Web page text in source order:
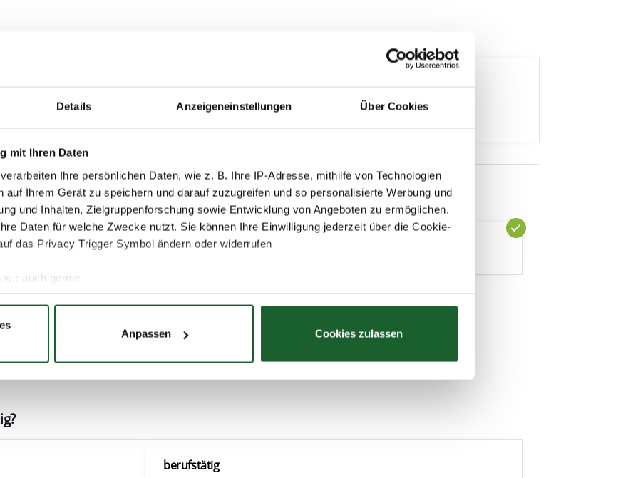
Details Anzeigeneinstellungen Über Cookies
mit Ihren Daten
verarbeiten Ihre persönlichen Daten, wie z. B. Ihre IP-Adresse, mithilfe von Technologien
auf Ihrem Gerät zu speichern und darauf zuzugreifen und so personalisierte Werbung und
und Inhalten, Zielgruppenforschung sowie Entwicklung von Angeboten zu ermöglichen.
Daten für welche Zwecke nutzt. Sie können Ihre Einwilligung jederzeit über die Cookie-
das Privacy Trigger Symbol ändern oder widerrufen
wir auch gerne:
geografische Lage erfassen, welche bis auf einige Meter genau sein können
Ihre persönlichen Daten verarbeitet werden, und legen Sie Ihre Präferenzen imAbschnitt
Medien, Werbung und Analysen weiter. Unsere Partner führen diese Informationen
zusammen, die Sie ihnen bereitgestellt haben oder die sie im Rahmen Ihrer Nutzung
Anpassen Cookies zulassen